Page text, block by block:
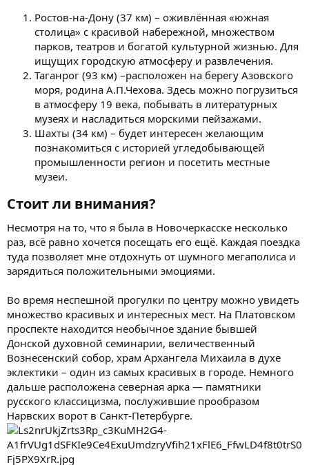
Ростов-на-Дону (37 км) – оживлённая «южная
столица» с красивой набережной, множеством
парков, театров и богатой культурной жизнью. Для
ищущих городскую атмосферу и развлечения.
Таганрог (93 км) –расположен на берегу Азовского
моря, родина А.П.Чехова. Здесь можно погрузиться
в атмосферу 19 века, побывать в литературных
музеях и насладиться морскими пейзажами.
Шахты (34 км) – будет интересен желающим
познакомиться с историей угледобывающей
промышленности регион и посетить местные
музеи.
Стоит ли внимания?​
Несмотря на то, что я была в Новочеркасске несколько
раз, всё равно хочется посещать его ещё. Каждая поездка
туда позволяет мне отдохнуть от шумного мегаполиса и
зарядиться положительными эмоциями.
Во время неспешной прогулки по центру можно увидеть
множество красивых и интересных мест. На Платовском
проспекте находится необычное здание бывшей
Донской духовной семинарии, величественный
Вознесенский собор, храм Архангела Михаила в духе
эклектики – один из самых красивых в городе. Немного
дальше расположена северная арка — памятники
русского классицизма, послужившие прообразом
Нарвских ворот в Санкт-Петербурге.